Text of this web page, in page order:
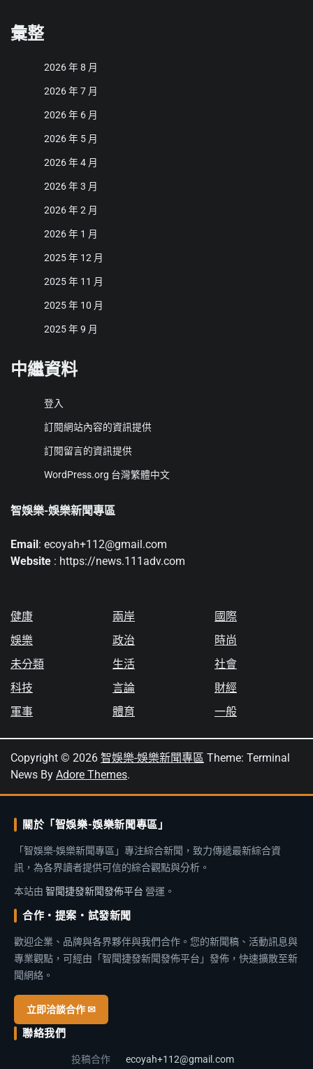
彙整
2026 年 8 月
2026 年 7 月
2026 年 6 月
2026 年 5 月
2026 年 4 月
2026 年 3 月
2026 年 2 月
2026 年 1 月
2025 年 12 月
2025 年 11 月
2025 年 10 月
2025 年 9 月
中繼資料
登入
訂閱網站內容的資訊提供
訂閱留言的資訊提供
WordPress.org 台灣繁體中文
智娛樂-娛樂新聞專區
Email : ecoyah+112@gmail.com
Website : https://news.111adv.com
健康
娛樂
未分類
科技
軍事
兩岸
政治
生活
言論
體育
國際
時尚
社會
財經
一般
Copyright © 2026 智娛樂-娛樂新聞專區 Theme: Terminal
News By Adore Themes.
關於「智娛樂-娛樂新聞專區」
「智娛樂-娛樂新聞專區」專注綜合新聞，致力傳遞最新綜合資
訊，為各界讀者提供可信的綜合觀點與分析。
本站由 智聞捷發新聞發佈平台 營運。
合作・提案・試發新聞
歡迎企業、品牌與各界夥伴與我們合作。您的新聞稿、活動訊息與
專業觀點，可經由「智聞捷發新聞發佈平台」發佈，快速擴散至新
聞網絡。
立即洽談合作 ✉
聯絡我們
投稿合作 ecoyah+112@gmail.com